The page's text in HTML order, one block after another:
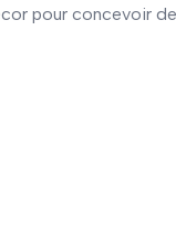
pour concevoir